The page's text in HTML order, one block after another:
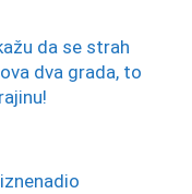
da se strah
dva grada, to